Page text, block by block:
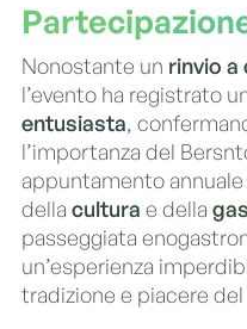
Nonostante un rinvio a
l’evento ha registrato
entusiasta,
l’importanza del
appuntamento
della cultura e della
passeggiata
un’esperienza
tradizione e piacere